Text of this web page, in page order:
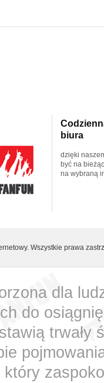
biura
dzięki
być na
na wybraną
Wszystkie prawa
dla
do
który